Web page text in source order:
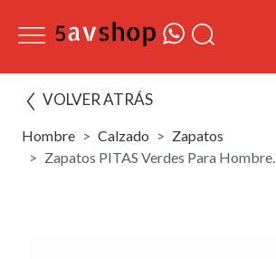
VOLVER ATRÁS
Hombre Calzado
Zapatos
Zapatos PITAS Verdes Para Hombre.